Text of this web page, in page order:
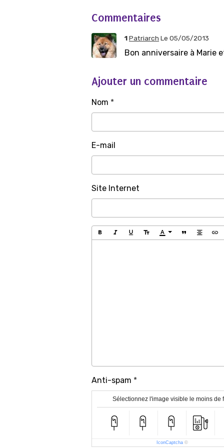
Commentaires
1Patriarch Le 05/05/2013
Bon anniversaire à Marie
Ajouter un commentaire
Nom
E-mail
Site Internet
Anti-spam
Sélectionnez l'image visible le moins de
IconCaptcha ©